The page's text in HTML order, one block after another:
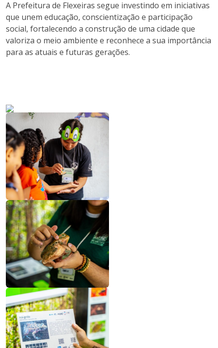
A Prefeitura de Flexeiras segue investindo em iniciativas
que unem educação, conscientização e participação
social, fortalecendo a construção de uma cidade que
valoriza o meio ambiente e reconhece a sua importância
para as atuais e futuras gerações.